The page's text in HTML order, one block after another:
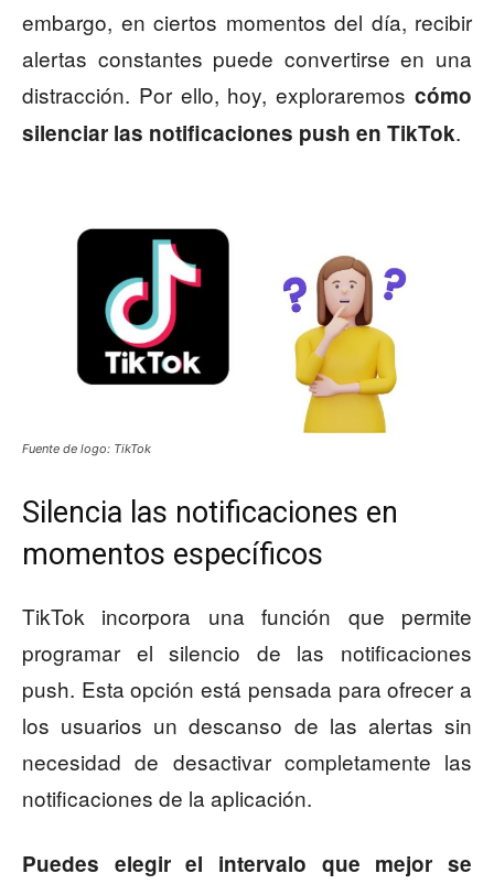
embargo, en ciertos momentos del día, recibir
alertas constantes puede convertirse en una
distracción. Por ello, hoy, exploraremos cómo
silenciar las notificaciones push en TikTok.
Fuente de logo: TikTok
Silencia las notificaciones en
momentos específicos
TikTok incorpora una función que permite
programar el silencio de las notificaciones
push. Esta opción está pensada para ofrecer a
los usuarios un descanso de las alertas sin
necesidad de desactivar completamente las
notificaciones de la aplicación.
Puedes elegir el intervalo que mejor se